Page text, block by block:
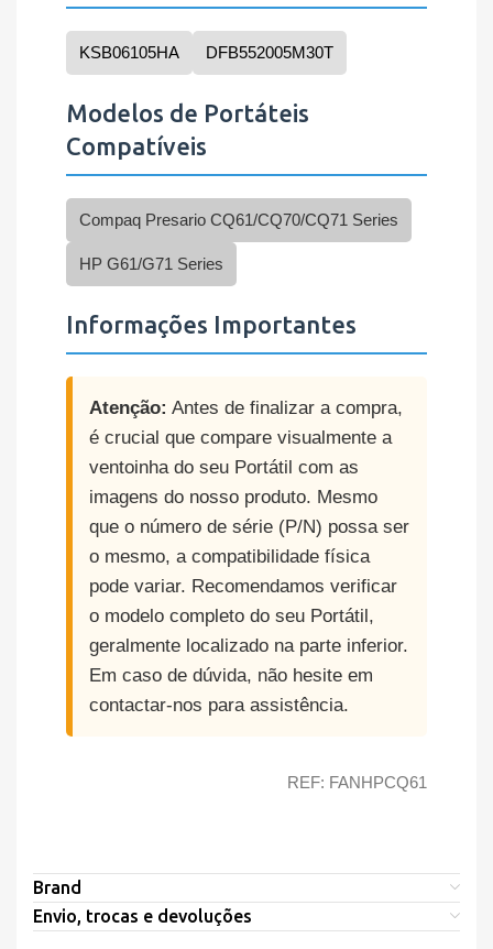
KSB06105HA DFB552005M30T
Modelos de Portáteis
Compatíveis
Compaq Presario CQ61/CQ70/CQ71 Series
HP G61/G71 Series
Informações Importantes
Atenção: Antes de finalizar a compra,
é crucial que compare visualmente a
ventoinha do seu Portátil com as
imagens do nosso produto. Mesmo
que o número de série (P/N) possa ser
o mesmo, a compatibilidade física
pode variar. Recomendamos verificar
o modelo completo do seu Portátil,
geralmente localizado na parte inferior.
Em caso de dúvida, não hesite em
contactar-nos para assistência.
REF: FANHPCQ61
Brand
Envio, trocas e devoluções